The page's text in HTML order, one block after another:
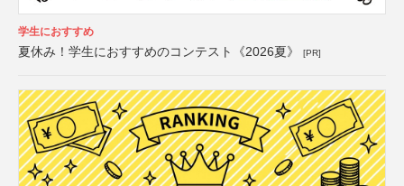
学生におすすめ
夏休み！学生におすすめのコンテスト《2026夏》 [PR]